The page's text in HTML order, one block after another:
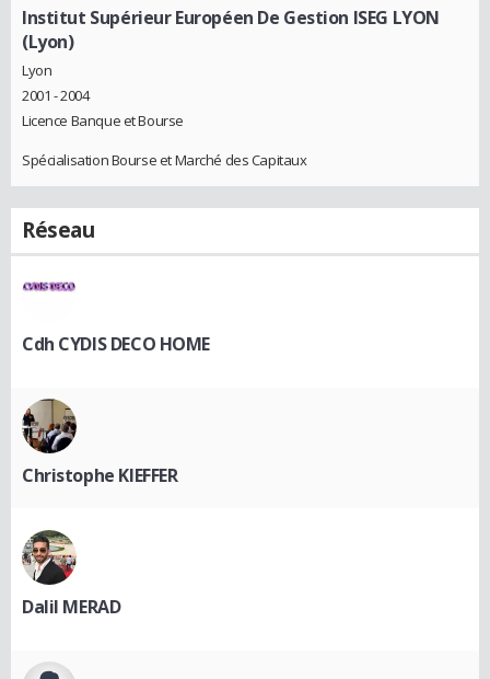
Institut Supérieur Européen De Gestion ISEG LYON
(Lyon)
Lyon
2001 - 2004
Licence Banque et Bourse
Spécialisation Bourse et Marché des Capitaux
Réseau
Cdh CYDIS DECO HOME
Christophe KIEFFER
Dalil MERAD